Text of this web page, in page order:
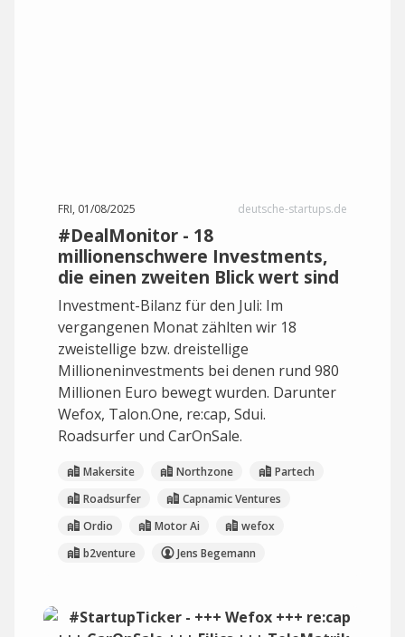
FRI, 01/08/2025 deutsche-startups.de
#DealMonitor - 18
millionenschwere Investments,
die einen zweiten Blick wert sind
Investment-Bilanz für den Juli: Im
vergangenen Monat zählten wir 18
zweistellige bzw. dreistellige
Millioneninvestments bei denen rund 980
Millionen Euro bewegt wurden. Darunter
Wefox, Talon.One, re:cap, Sdui.
Roadsurfer und CarOnSale.
Makersite Northzone
Partech
Roadsurfer
Capnamic Ventures
Ordio
Motor Ai
wefox
b2venture
Jens Begemann